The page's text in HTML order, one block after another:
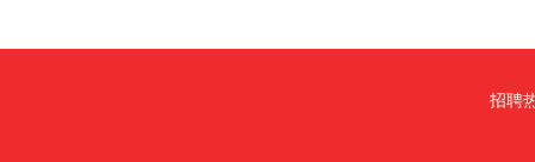
招聘